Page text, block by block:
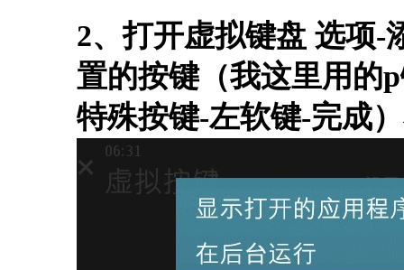
2、打开虚拟键盘 选项-
置的按键（我这里用的
特殊按键-左软键-完成